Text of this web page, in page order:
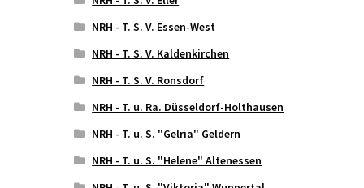
NRH - T. S. V. Essen-West
NRH - T. S. V. Kaldenkirchen
NRH - T. S. V. Ronsdorf
NRH - T. u. Ra. Düsseldorf-Holthausen
NRH - T. u. S. "Gelria" Geldern
NRH - T. u. S. "Helene" Altenessen